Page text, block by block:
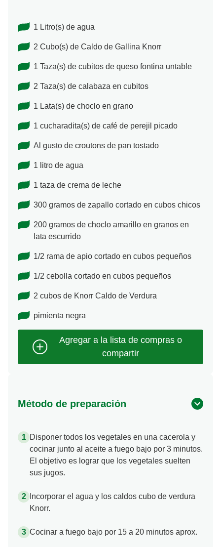
1 Litro(s) de agua
2 Cubo(s) de Caldo de Gallina Knorr
1 Taza(s) de cubitos de queso fontina untable
2 Taza(s) de calabaza en cubitos
1 Lata(s) de choclo en grano
1 cucharadita(s) de café de perejil picado
Al gusto de croutons de pan tostado
1 litro de agua
1 taza de crema de leche
300 gramos de zapallo cortado en cubos chicos
200 gramos de choclo amarillo en granos en
lata escurrido
1/2 rama de apio cortado en cubos pequeños
1/2 cebolla cortado en cubos pequeños
2 cubos de Knorr Caldo de Verdura
pimienta negra
Método de preparación
Disponer todos los vegetales en una cacerola y
cocinar junto al aceite a fuego bajo por 3 minutos.
El objetivo es lograr que los vegetales suelten
sus jugos.
Incorporar el agua y los caldos cubo de verdura
Knorr.
Cocinar a fuego bajo por 15 a 20 minutos aprox.